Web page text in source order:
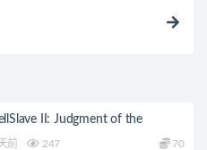
II: Judgment of the
前 247 70